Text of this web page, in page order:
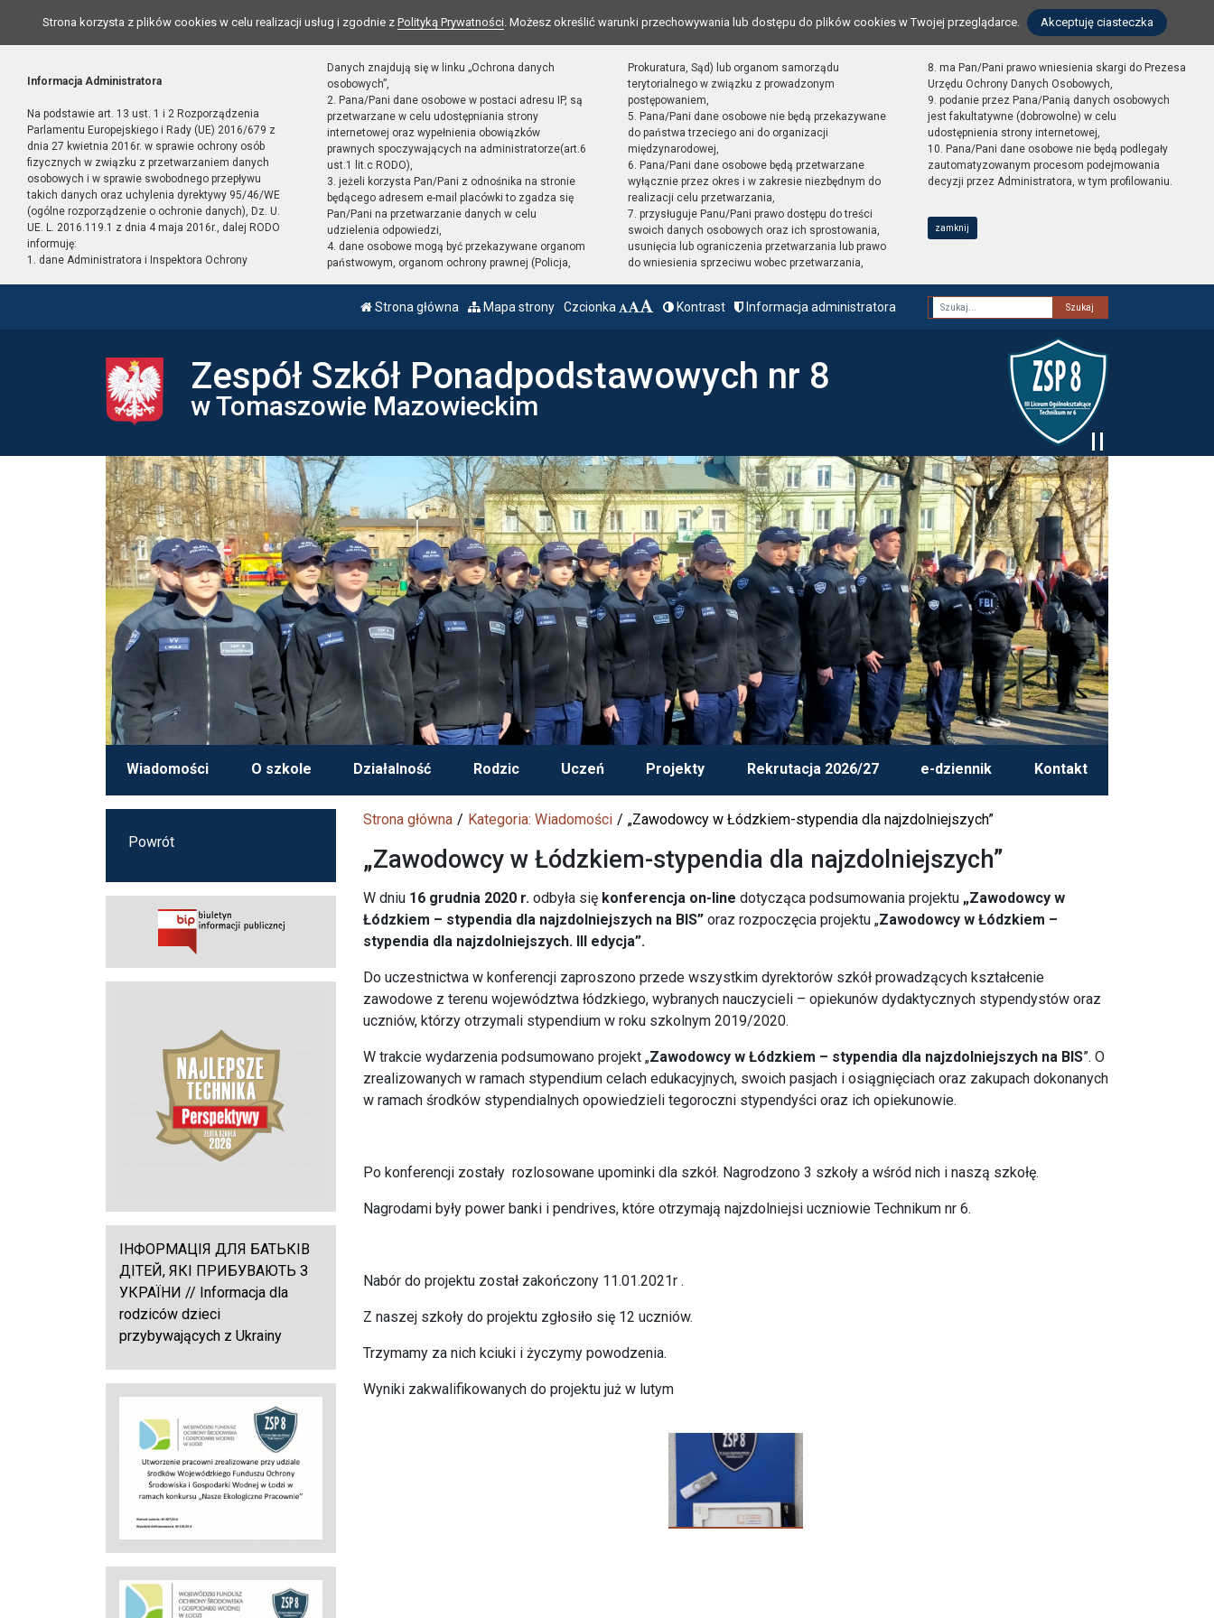
Strona korzysta z plików cookies w celu realizacji usług i zgodnie z Polityką Prywatności. Możesz określić warunki przechowywania lub dostępu do plików cookies w Twojej przeglądarce. Akceptuję ciasteczka
Informacja Administratora
Na podstawie art. 13 ust. 1 i 2 Rozporządzenia
Parlamentu Europejskiego i Rady (UE) 2016/679 z
dnia 27 kwietnia 2016r. w sprawie ochrony osób
fizycznych w związku z przetwarzaniem danych
osobowych i w sprawie swobodnego przepływu
takich danych oraz uchylenia dyrektywy 95/46/WE
(ogólne rozporządzenie o ochronie danych), Dz. U.
UE. L. 2016.119.1 z dnia 4 maja 2016r., dalej RODO
informuję:
1. dane Administratora i Inspektora Ochrony
Danych znajdują się w linku „Ochrona danych
osobowych”,
2. Pana/Pani dane osobowe w postaci adresu IP, są
przetwarzane w celu udostępniania strony
internetowej oraz wypełnienia obowiązków
prawnych spoczywających na administratorze(art.6
ust.1 lit.c RODO),
3. jeżeli korzysta Pan/Pani z odnośnika na stronie
będącego adresem e-mail placówki to zgadza się
Pan/Pani na przetwarzanie danych w celu
udzielenia odpowiedzi,
4. dane osobowe mogą być przekazywane organom
państwowym, organom ochrony prawnej (Policja,
Prokuratura, Sąd) lub organom samorządu
terytorialnego w związku z prowadzonym
postępowaniem,
5. Pana/Pani dane osobowe nie będą przekazywane
do państwa trzeciego ani do organizacji
międzynarodowej,
6. Pana/Pani dane osobowe będą przetwarzane
wyłącznie przez okres i w zakresie niezbędnym do
realizacji celu przetwarzania,
7. przysługuje Panu/Pani prawo dostępu do treści
swoich danych osobowych oraz ich sprostowania,
usunięcia lub ograniczenia przetwarzania lub prawo
do wniesienia sprzeciwu wobec przetwarzania,
8. ma Pan/Pani prawo wniesienia skargi do Prezesa
Urzędu Ochrony Danych Osobowych,
9. podanie przez Pana/Panią danych osobowych
jest fakultatywne (dobrowolne) w celu
udostępnienia strony internetowej,
10. Pana/Pani dane osobowe nie będą podlegały
zautomatyzowanym procesom podejmowania
decyzji przez Administratora, w tym profilowaniu.
zamknij
Strona główna Mapa strony Czcionka Kontrast Informacja administratora
Fraza
Zespół Szkół Ponadpodstawowych nr 8
w Tomaszowie Mazowieckim
Wiadomości O szkole Działalność Rodzic Uczeń Projekty Rekrutacja 2026/27 e-dziennik Kontakt
Strona główna Kategoria: Wiadomości „Zawodowcy w Łódzkiem-stypendia dla najzdolniejszych”
„Zawodowcy w Łódzkiem-stypendia dla najzdolniejszych”
W dniu 16 grudnia 2020 r. odbyła się konferencja on-line dotycząca podsumowania projektu „Zawodowcy w
Łódzkiem – stypendia dla najzdolniejszych na BIS” oraz rozpoczęcia projektu „Zawodowcy w Łódzkiem –
stypendia dla najzdolniejszych. III edycja”.
Do uczestnictwa w konferencji zaproszono przede wszystkim dyrektorów szkół prowadzących kształcenie
zawodowe z terenu województwa łódzkiego, wybranych nauczycieli – opiekunów dydaktycznych stypendystów oraz
uczniów, którzy otrzymali stypendium w roku szkolnym 2019/2020.
W trakcie wydarzenia podsumowano projekt „Zawodowcy w Łódzkiem – stypendia dla najzdolniejszych na BIS”. O
zrealizowanych w ramach stypendium celach edukacyjnych, swoich pasjach i osiągnięciach oraz zakupach dokonanych
w ramach środków stypendialnych opowiedzieli tegoroczni stypendyści oraz ich opiekunowie.
Po konferencji zostały rozlosowane upominki dla szkół. Nagrodzono 3 szkoły a wśród nich i naszą szkołę.
Nagrodami były power banki i pendrives, które otrzymają najzdolniejsi uczniowie Technikum nr 6.
Nabór do projektu został zakończony 11.01.2021r .
Z naszej szkoły do projektu zgłosiło się 12 uczniów.
Trzymamy za nich kciuki i życzymy powodzenia.
Wyniki zakwalifikowanych do projektu już w lutym
Powrót
ІНФОРМАЦІЯ ДЛЯ БАТЬКІВ
ДІТЕЙ, ЯКІ ПРИБУВАЮТЬ З
УКРАЇНИ // Informacja dla
rodziców dzieci
przybywających z Ukrainy